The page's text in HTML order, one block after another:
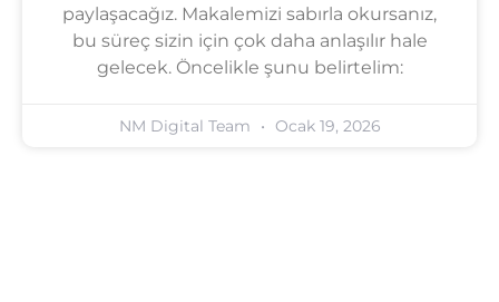
paylaşacağız. Makalemizi sabırla okursanız,
bu süreç sizin için çok daha anlaşılır hale
gelecek. Öncelikle şunu belirtelim:
NM Digital Team Ocak 19, 2026